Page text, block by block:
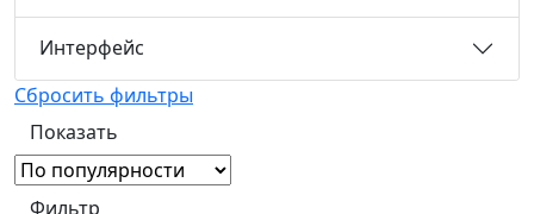
Интерфейс
Сбросить фильтры
Фильтр